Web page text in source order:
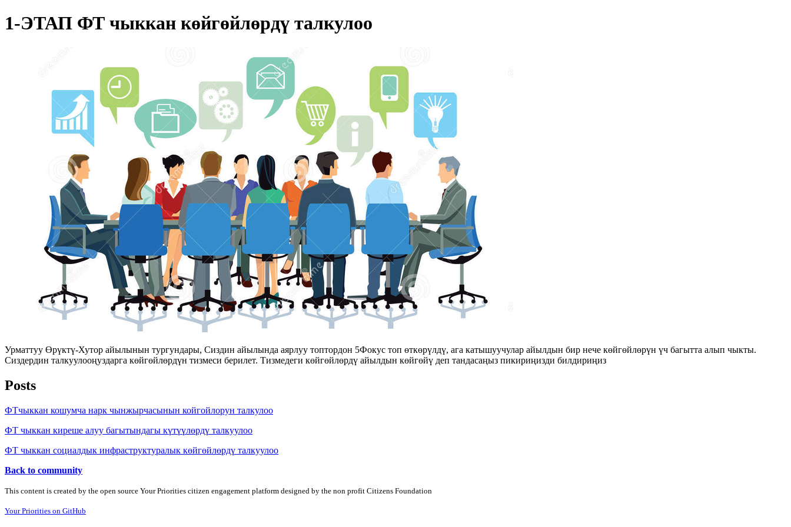
1-ЭТАП ФТ чыккан көйгөйлөрдү талкулоо
Урматтуу Өрүктү-Хутор айылынын тургундары, Сиздин айылында аярлуу топтордон 5Фокус топ өткөрүлдү, ага катышуучулар айылдын бир нече көйгөйлөрүн үч багытта алып чыкты.
Сиздердин талкуулооңуздарга көйгөйлөрдүн тизмеси берилет. Тизмедеги көйгөйлөрдү айылдын көйгөйү деп тандасаңыз пикириңизди билдириңиз
Posts
ФТчыккан кошумча нарк чынжырчасынын койгойлорун талкулоо
ФТ чыккан киреше алуу багытындагы күтүүлөрдү талкуулоо
ФТ чыккан социалдык инфраструктуралык көйгөйлөрдү талкуулоо
Back to community
This content is created by the open source Your Priorities citizen engagement platform designed by the non profit Citizens Foundation
Your Priorities on GitHub